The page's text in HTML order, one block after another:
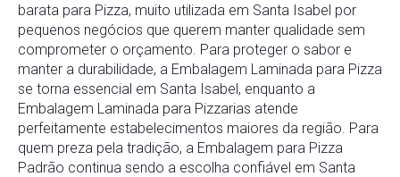
barata para Pizza, muito utilizada em Santa Isabel por
pequenos negócios que querem manter qualidade sem
comprometer o orçamento. Para proteger o sabor e
manter a durabilidade, a Embalagem Laminada para Pizza
se torna essencial em Santa Isabel, enquanto a
Embalagem Laminada para Pizzarias atende
perfeitamente estabelecimentos maiores da região. Para
quem preza pela tradição, a Embalagem para Pizza
Padrão continua sendo a escolha confiável em Santa